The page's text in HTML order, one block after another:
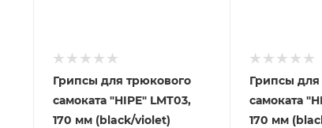
Грипсы для трюкового
самоката "HIPE" LMT03,
170 мм (black/violet)
Грипсы
самоката
170 мм